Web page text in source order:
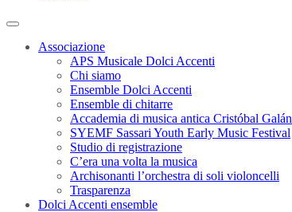
Associazione
APS Musicale Dolci Accenti
Chi siamo
Ensemble Dolci Accenti
Ensemble di chitarre
Accademia di musica antica Cristóbal Galán
SYEMF Sassari Youth Early Music Festival
Studio di registrazione
C’era una volta la musica
Archisonanti l’orchestra di soli violoncelli
Trasparenza
Dolci Accenti ensemble